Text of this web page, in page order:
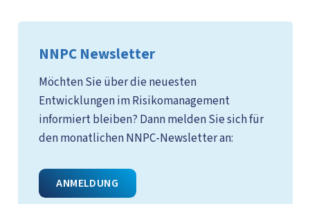
NNPC Newsletter
Möchten Sie über die neuesten
Entwicklungen im Risikomanagement
informiert bleiben? Dann melden Sie sich für
den monatlichen NNPC-Newsletter an:
ANMELDUNG